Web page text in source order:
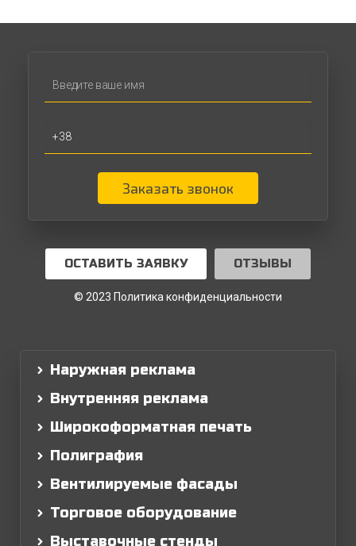
Заказать звонок
ОСТАВИТЬ ЗАЯВКУ ОТЗЫВЫ
© 2023 Политика конфиденциальности
Наружная реклама
Внутренняя реклама
Широкоформатная печать
Полиграфия
Вентилируемые фасады
Торговое оборудование
Выставочные стенды